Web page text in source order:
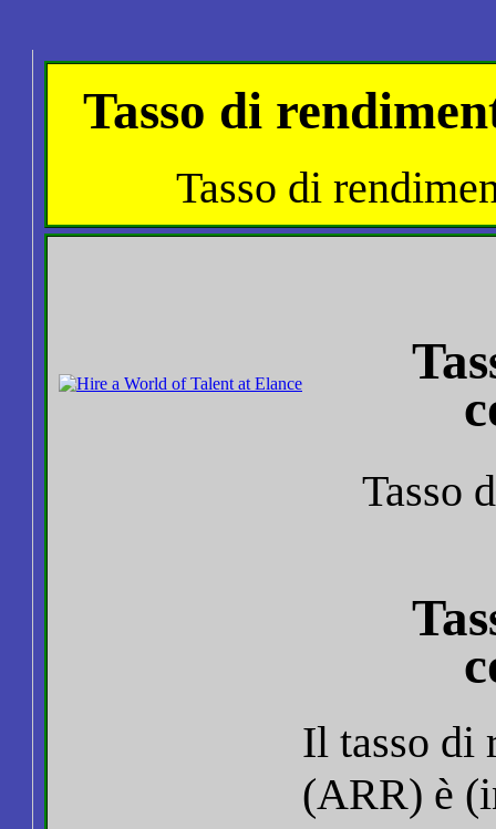
Tasso di
Tasso di
Tasso
Il tasso di
(ARR) è